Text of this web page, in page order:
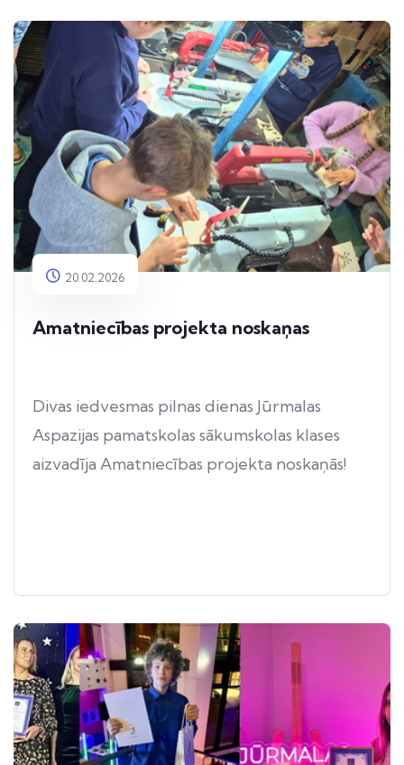
20.02.2026
Amatniecības projekta noskaņas
Divas iedvesmas pilnas dienas Jūrmalas
Aspazijas pamatskolas sākumskolas klases
aizvadīja Amatniecības projekta noskaņās!